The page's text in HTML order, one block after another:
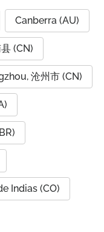
Canberra (AU)
(CN)
沧州市 (CN)
Indias (CO)